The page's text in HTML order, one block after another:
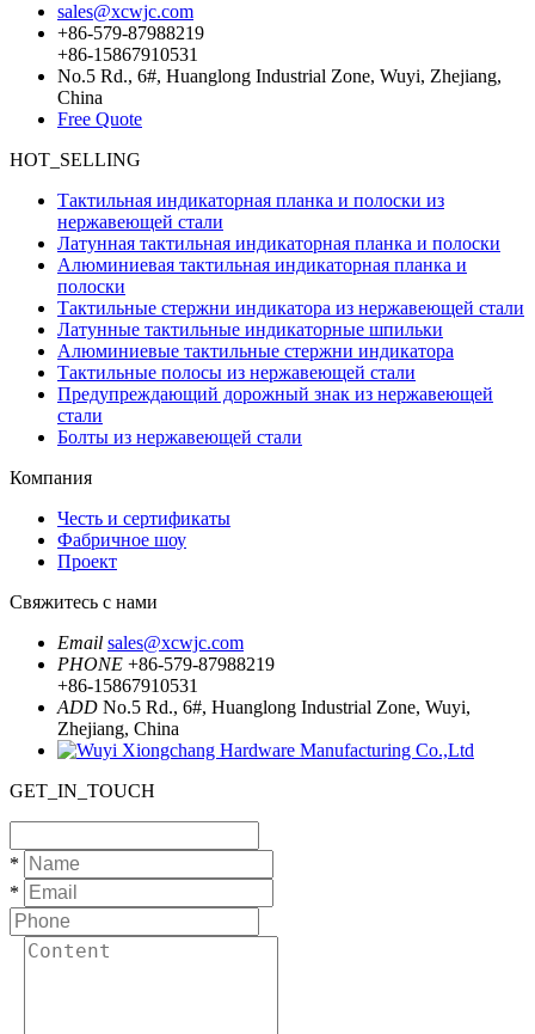
sales@xcwjc.com
+86-579-87988219
+86-15867910531
No.5 Rd., 6#, Huanglong Industrial Zone, Wuyi, Zhejiang,
China
Free Quote
HOT_SELLING
Тактильная индикаторная планка и полоски из
нержавеющей стали
Латунная тактильная индикаторная планка и полоски
Алюминиевая тактильная индикаторная планка и
полоски
Тактильные стержни индикатора из нержавеющей стали
Латунные тактильные индикаторные шпильки
Алюминиевые тактильные стержни индикатора
Тактильные полосы из нержавеющей стали
Предупреждающий дорожный знак из нержавеющей
стали
Болты из нержавеющей стали
Компания
Честь и сертификаты
Фабричное шоу
Проект
Свяжитесь с нами
Email sales@xcwjc.com
PHONE +86-579-87988219
+86-15867910531
ADD No.5 Rd., 6#, Huanglong Industrial Zone, Wuyi,
Zhejiang, China
GET_IN_TOUCH
*
*